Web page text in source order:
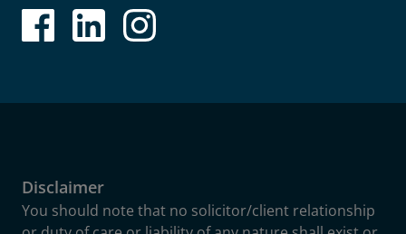
Disclaimer
You should note that no solicitor/client relationship